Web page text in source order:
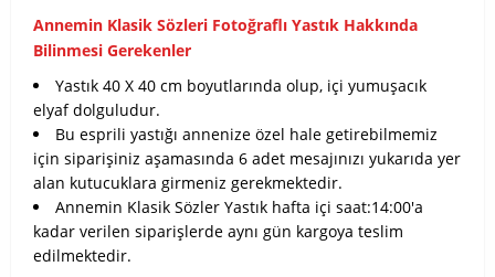
Annemin Klasik Sözleri Fotoğraflı Yastık Hakkında
Bilinmesi Gerekenler
Yastık 40 X 40 cm boyutlarında olup, içi yumuşacık
elyaf dolguludur.
Bu esprili yastığı annenize özel hale getirebilmemiz
için siparişiniz aşamasında 6 adet mesajınızı yukarıda yer
alan kutucuklara girmeniz gerekmektedir.
Annemin Klasik Sözler Yastık hafta içi saat:14:00'a
kadar verilen siparişlerde aynı gün kargoya teslim
edilmektedir.